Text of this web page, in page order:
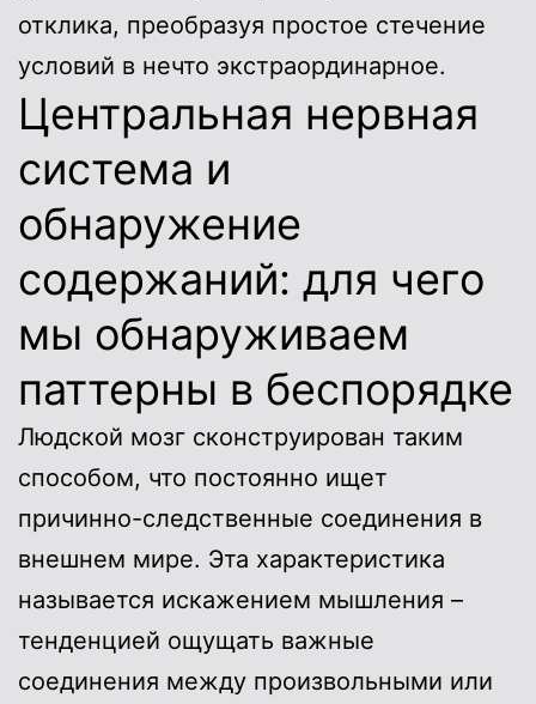
отклика, преобразуя простое стечение
условий в нечто экстраординарное.
Центральная нервная
система и
обнаружение
содержаний: для чего
мы обнаруживаем
паттерны в беспорядке
Людской мозг сконструирован таким
способом, что постоянно ищет
причинно-следственные соединения в
внешнем мире. Эта характеристика
называется искажением мышления –
тенденцией ощущать важные
соединения между произвольными или